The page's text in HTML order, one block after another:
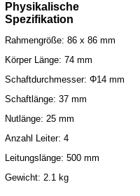
Physikalische
Spezifikation
Rahmengröße: 86 x 86 mm
Körper Länge: 74 mm
Schaftdurchmesser: Φ14 mm
Schaftlänge: 37 mm
Nutlänge: 25 mm
Anzahl Leiter: 4
Leitungslänge: 500 mm
Gewicht: 2.1 kg